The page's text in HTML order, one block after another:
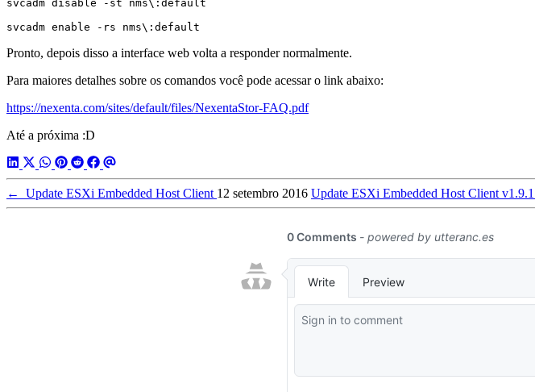
svcadm enable -rs nms\:default
Pronto, depois disso a interface web volta a responder normalmente.
Para maiores detalhes sobre os comandos você pode acessar o link abaixo:
https://nexenta.com/sites/default/files/NexentaStor-FAQ.pdf
Até a próxima :D
← Update ESXi Embedded Host Client 12 setembro 2016 Update ESXi Embedded Host Client v1.9.1